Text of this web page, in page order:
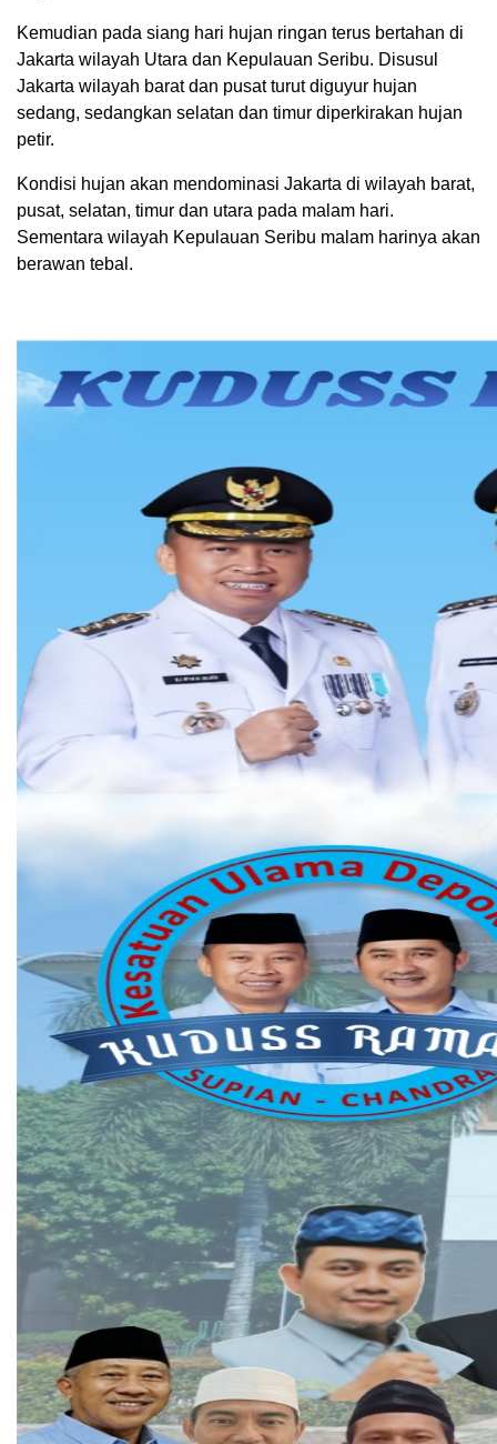
Kemudian pada siang hari hujan ringan terus bertahan di
Jakarta wilayah Utara dan Kepulauan Seribu. Disusul
Jakarta wilayah barat dan pusat turut diguyur hujan
sedang, sedangkan selatan dan timur diperkirakan hujan
petir.
Kondisi hujan akan mendominasi Jakarta di wilayah barat,
pusat, selatan, timur dan utara pada malam hari.
Sementara wilayah Kepulauan Seribu malam harinya akan
berawan tebal.